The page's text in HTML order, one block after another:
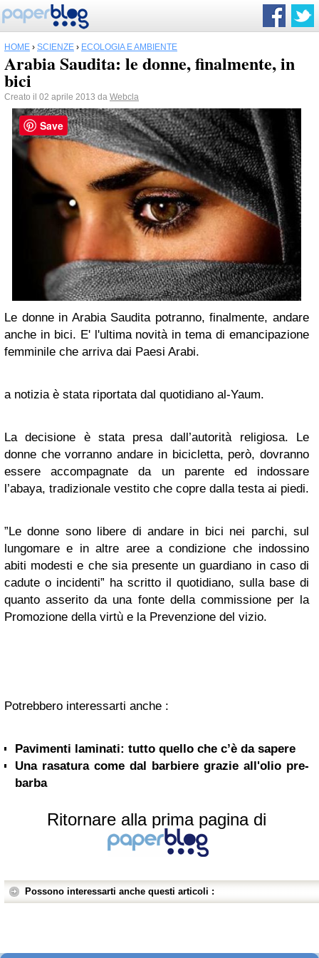
HOME › SCIENZE › ECOLOGIA E AMBIENTE
Arabia Saudita: le donne, finalmente, in
bici
Creato il 02 aprile 2013 da Webcla
Le donne in Arabia Saudita potranno, finalmente, andare
anche in bici. E' l'ultima novità in tema di emancipazione
femminile che arriva dai Paesi Arabi.
a notizia è stata riportata dal quotidiano al-Yaum.
La decisione è stata presa dall’autorità religiosa. Le
donne che vorranno andare in bicicletta, però, dovranno
essere accompagnate da un parente ed indossare
l’abaya, tradizionale vestito che copre dalla testa ai piedi.
”Le donne sono libere di andare in bici nei parchi, sul
lungomare e in altre aree a condizione che indossino
abiti modesti e che sia presente un guardiano in caso di
cadute o incidenti” ha scritto il quotidiano, sulla base di
quanto asserito da una fonte della commissione per la
Promozione della virtù e la Prevenzione del vizio.
Potrebbero interessarti anche :
Pavimenti laminati: tutto quello che c’è da sapere
Una rasatura come dal barbiere grazie all'olio pre-
barba
Ritornare alla prima pagina di
Possono interessarti anche questi articoli :
Save